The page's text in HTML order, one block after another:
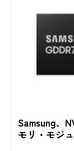
Samsung、
モリ・モジ